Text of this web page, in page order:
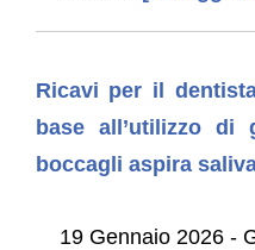
Ricavi per il
base all’utilizzo di
boccagli aspira
19 Gennaio 2026 -